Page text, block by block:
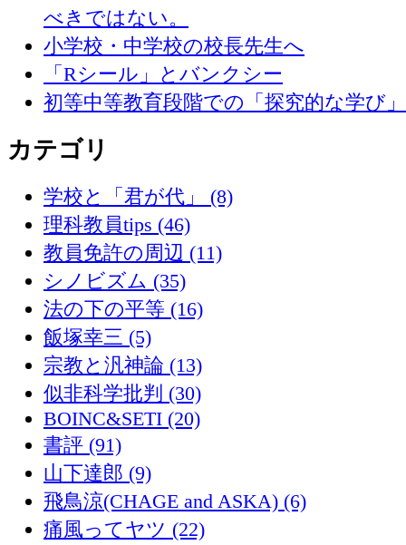
べきではない。
小学校・中学校の校長先生へ
「Rシール」とバンクシー
初等中等教育段階での「探究的な学び
カテゴリ
学校と「君が代」 (8)
理科教員tips (46)
教員免許の周辺 (11)
シノビズム (35)
法の下の平等 (16)
飯塚幸三 (5)
宗教と汎神論 (13)
似非科学批判 (30)
BOINC&SETI (20)
書評 (91)
山下達郎 (9)
飛鳥涼(CHAGE and ASKA) (6)
痛風ってヤツ (22)